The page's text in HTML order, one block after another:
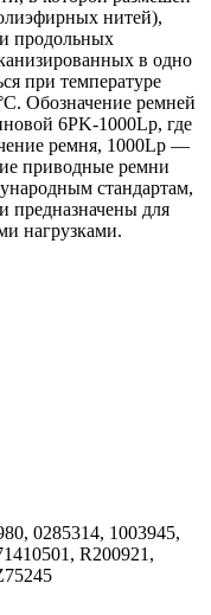
нитей),
продольных
в одно
при температуре
Обозначение ремней
6PK-1000Lp, где
ремня, 1000Lp —
приводные ремни
стандартам,
предназначены для
нагрузками.
0285314, 1003945,
R200921,